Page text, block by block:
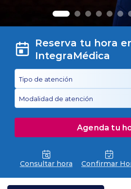
Pacientes Fonasa
Reserva de
modo claro
Reserva tu hora
IntegraMédica
Agenda tu
Consultar hora Confirmar